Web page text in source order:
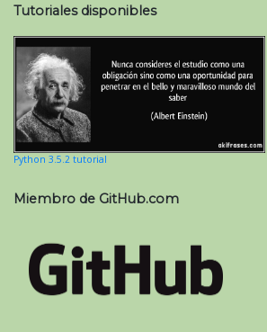
Tutoriales disponibles
Python 3.5.2 tutorial
Miembro de GitHub.com